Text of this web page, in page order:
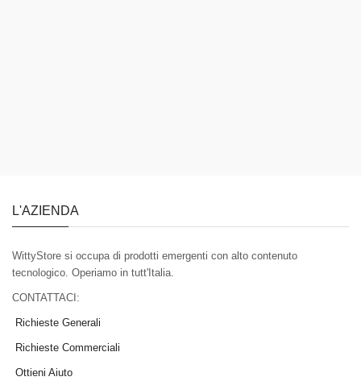
L'AZIENDA
WittyStore si occupa di prodotti emergenti con alto contenuto
tecnologico. Operiamo in tutt'Italia.
CONTATTACI:
Richieste Generali
Richieste Commerciali
Ottieni Aiuto